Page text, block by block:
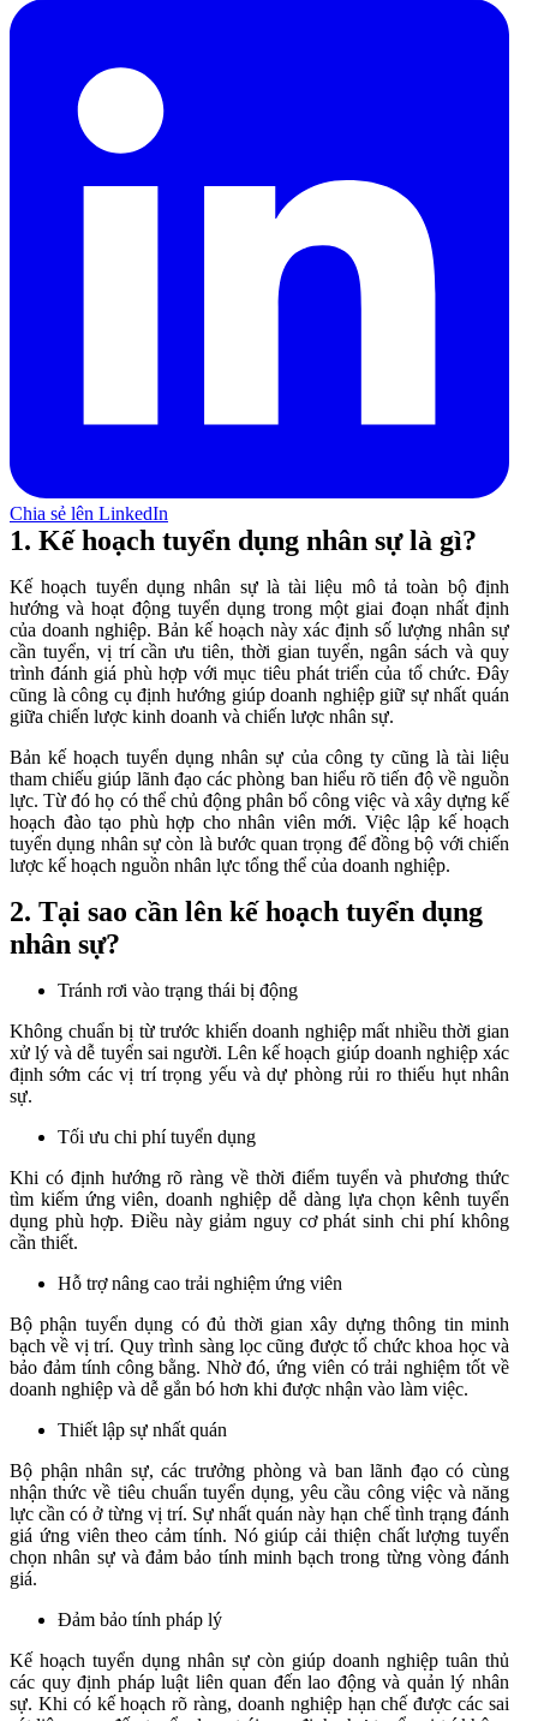
Chia sẻ lên LinkedIn
1. Kế hoạch tuyển dụng nhân sự là gì?
Kế hoạch tuyển dụng nhân sự là tài liệu mô tả toàn bộ định
hướng và hoạt động tuyển dụng trong một giai đoạn nhất định
của doanh nghiệp. Bản kế hoạch này xác định số lượng nhân sự
cần tuyển, vị trí cần ưu tiên, thời gian tuyển, ngân sách và quy
trình đánh giá phù hợp với mục tiêu phát triển của tổ chức. Đây
cũng là công cụ định hướng giúp doanh nghiệp giữ sự nhất quán
giữa chiến lược kinh doanh và chiến lược nhân sự.
Bản kế hoạch tuyển dụng nhân sự của công ty cũng là tài liệu
tham chiếu giúp lãnh đạo các phòng ban hiểu rõ tiến độ về nguồn
lực. Từ đó họ có thể chủ động phân bổ công việc và xây dựng kế
hoạch đào tạo phù hợp cho nhân viên mới. Việc lập kế hoạch
tuyển dụng nhân sự còn là bước quan trọng để đồng bộ với chiến
lược kế hoạch nguồn nhân lực tổng thể của doanh nghiệp.
2. Tại sao cần lên kế hoạch tuyển dụng
nhân sự?
Tránh rơi vào trạng thái bị động
Không chuẩn bị từ trước khiến doanh nghiệp mất nhiều thời gian
xử lý và dễ tuyển sai người. Lên kế hoạch giúp doanh nghiệp xác
định sớm các vị trí trọng yếu và dự phòng rủi ro thiếu hụt nhân
sự.
Tối ưu chi phí tuyển dụng
Khi có định hướng rõ ràng về thời điểm tuyển và phương thức
tìm kiếm ứng viên, doanh nghiệp dễ dàng lựa chọn kênh tuyển
dụng phù hợp. Điều này giảm nguy cơ phát sinh chi phí không
cần thiết.
Hỗ trợ nâng cao trải nghiệm ứng viên
Bộ phận tuyển dụng có đủ thời gian xây dựng thông tin minh
bạch về vị trí. Quy trình sàng lọc cũng được tổ chức khoa học và
bảo đảm tính công bằng. Nhờ đó, ứng viên có trải nghiệm tốt về
doanh nghiệp và dễ gắn bó hơn khi được nhận vào làm việc.
Thiết lập sự nhất quán
Bộ phận nhân sự, các trưởng phòng và ban lãnh đạo có cùng
nhận thức về tiêu chuẩn tuyển dụng, yêu cầu công việc và năng
lực cần có ở từng vị trí. Sự nhất quán này hạn chế tình trạng đánh
giá ứng viên theo cảm tính. Nó giúp cải thiện chất lượng tuyển
chọn nhân sự và đảm bảo tính minh bạch trong từng vòng đánh
giá.
Đảm bảo tính pháp lý
Kế hoạch tuyển dụng nhân sự còn giúp doanh nghiệp tuân thủ
các quy định pháp luật liên quan đến lao động và quản lý nhân
sự. Khi có kế hoạch rõ ràng, doanh nghiệp hạn chế được các sai